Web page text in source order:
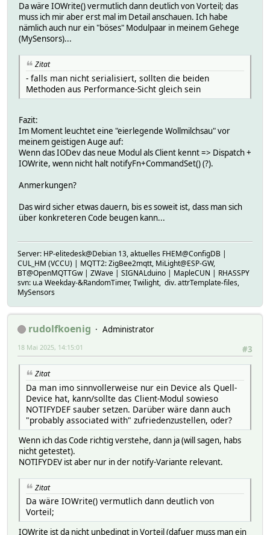
Da wäre IOWrite() vermutlich dann deutlich von Vorteil; das
muss ich mir aber erst mal im Detail anschauen. Ich habe
nämlich auch nur ein "böses" Modulpaar in meinem Gehege
(MySensors)...
Zitat
- falls man nicht serialisiert, sollten die beiden
Methoden aus Performance-Sicht gleich sein
Fazit:
Im Moment leuchtet eine "eierlegende Wollmilchsau" vor
meinem geistigen Auge auf:
Wenn das IODev das neue Modul als Client kennt => Dispatch +
IOWrite, wenn nicht halt notifyFn+CommandSet() (?).
Anmerkungen?
Das wird sicher etwas dauern, bis es soweit ist, dass man sich
über konkreteren Code beugen kann...
Server: HP-elitedesk@Debian 13, aktuelles FHEM@ConfigDB |
CUL_HM (VCCU) | MQTT2: ZigBee2mqtt, MiLight@ESP-GW,
BT@OpenMQTTGw | ZWave | SIGNALduino | MapleCUN | RHASSPY
svn: u.a Weekday-&RandomTimer, Twilight, div. attrTemplate-files,
MySensors
rudolfkoenig
Administrator
#3
18 Mai 2025, 14:15:01
Zitat
Da man imo sinnvollerweise nur ein Device als Quell-
Device hat, kann/sollte das Client-Modul sowieso
NOTIFYDEF sauber setzen. Darüber wäre dann auch
"probably associated with" zufriedenzustellen, oder?
Wenn ich das Code richtig verstehe, dann ja (will sagen, habs
nicht getestet).
NOTIFYDEV ist aber nur in der notify-Variante relevant.
Zitat
Da wäre IOWrite() vermutlich dann deutlich von
Vorteil;
IOWrite ist da nicht unbedingt in Vorteil (dafuer muss man ein